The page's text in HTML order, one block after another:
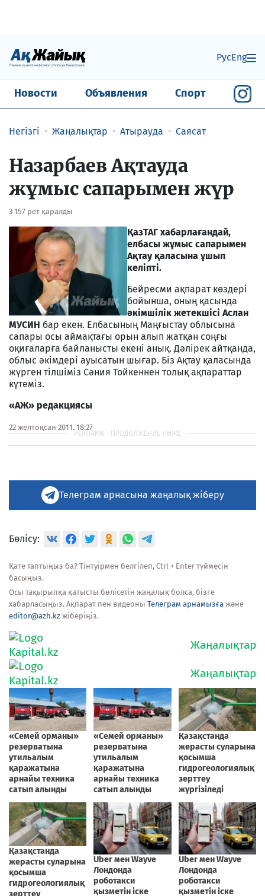
РусEng
Новости Объявления Спорт
Негізгі Жаңалықтар Атырауда Саясат
Назарбаев Ақтауда
жұмыс сапарымен жүр
3 157 рет қаралды
ҚазТАГ хабарлағандай,
елбасы жұмыс сапарымен
Ақтау қаласына ұшып
келіпті.
Бейресми ақпарат көздері
бойынша, оның қасында
әкімшілік жетекшісі Аслан
МУСИН бар екен. Елбасының Маңғыстау облысына
сапары осы аймақтағы орын алып жатқан соңғы
оқиғаларға байланысты екені анық. Дәлірек айтқанда,
облыс әкімдері ауысатын шығар. Біз Ақтау қаласында
жүрген тілшіміз Сәния Тойкеннен толық ақпараттар
күтеміз.
«АЖ» редакциясы
22 желтоқсан 2011, 18:27
Телеграм арнасына жаңалық жіберу
Бөлісу:
Қате таптыңыз ба? Тінтуірмен белгілеп, Ctrl + Enter түймесін
басыңыз.
Осы тақырыпқа қатысты бөлісетін жаңалық болса, бізге
хабарласыңыз. Ақпарат пен видеоны Телеграм арнамызға және
editor@azh.kz жіберіңіз.